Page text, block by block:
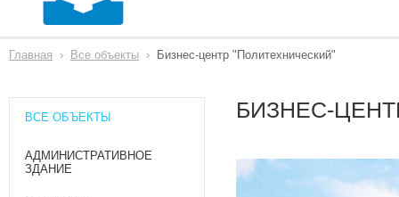
Главная › Все объекты › Бизнес-центр "Политехнический"
ВСЕ ОБЪЕКТЫ
АДМИНИСТРАТИВНОЕ
ЗДАНИЕ
БИЗНЕС-